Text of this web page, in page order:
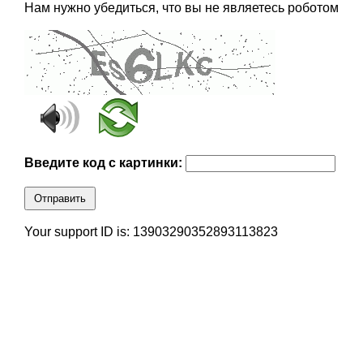
Нам нужно убедиться, что вы не являетесь роботом
Введите код с картинки:
Отправить
Your support ID is: 13903290352893113823